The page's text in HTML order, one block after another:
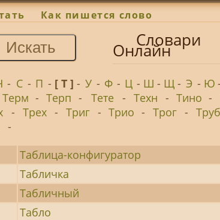
Как пишется слово
Словари
Онлайн
- С - П - [ Т ] - У - Ф - Ц - Ш - Щ- Э - Ю-
Терм - Терп - Тете - Техн - Тино -
- Трех - Триг - Трио - Трог - Труб
-
Таблица-конфигуратор
Табличка
Табличный
Табло